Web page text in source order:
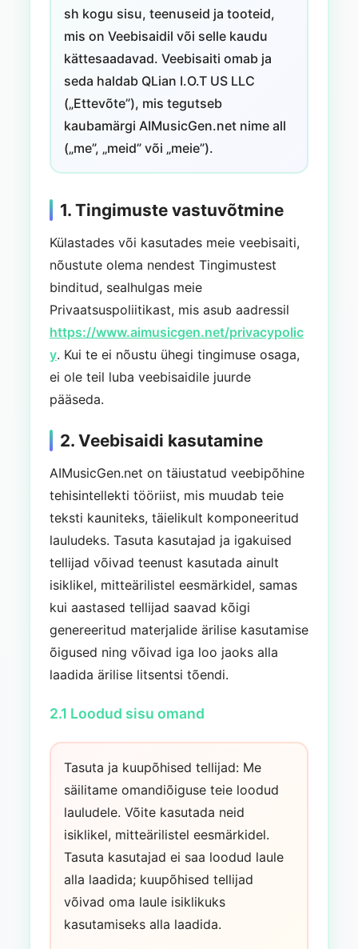
sh kogu sisu, teenuseid ja tooteid,
mis on Veebisaidil või selle kaudu
kättesaadavad. Veebisaiti omab ja
seda haldab QLian I.O.T US LLC
(„Ettevõte”), mis tegutseb
kaubamärgi AIMusicGen.net nime all
(„me”, „meid” või „meie”).
1. Tingimuste vastuvõtmine
Külastades või kasutades meie veebisaiti,
nõustute olema nendest Tingimustest
binditud, sealhulgas meie
Privaatsuspoliitikast, mis asub aadressil
https://www.aimusicgen.net/privacypolic
y. Kui te ei nõustu ühegi tingimuse osaga,
ei ole teil luba veebisaidile juurde
pääseda.
2. Veebisaidi kasutamine
AIMusicGen.net on täiustatud veebipõhine
tehisintellekti tööriist, mis muudab teie
teksti kauniteks, täielikult komponeeritud
lauludeks. Tasuta kasutajad ja igakuised
tellijad võivad teenust kasutada ainult
isiklikel, mitteärilistel eesmärkidel, samas
kui aastased tellijad saavad kõigi
genereeritud materjalide ärilise kasutamise
õigused ning võivad iga loo jaoks alla
laadida ärilise litsentsi tõendi.
2.1 Loodud sisu omand
Tasuta ja kuupõhised tellijad: Me
säilitame omandiõiguse teie loodud
lauludele. Võite kasutada neid
isiklikel, mitteärilistel eesmärkidel.
Tasuta kasutajad ei saa loodud laule
alla laadida; kuupõhised tellijad
võivad oma laule isiklikuks
kasutamiseks alla laadida.